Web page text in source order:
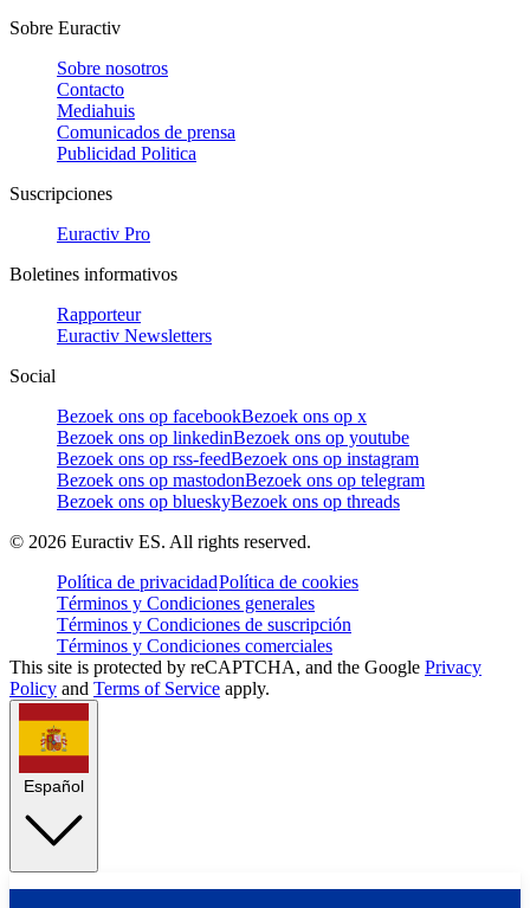
Sobre Euractiv
Sobre nosotros
Contacto
Mediahuis
Comunicados de prensa
Publicidad Politica
Suscripciones
Euractiv Pro
Boletines informativos
Rapporteur
Euractiv Newsletters
Social
Bezoek ons op facebookBezoek ons op x
Bezoek ons op linkedinBezoek ons op youtube
Bezoek ons op rss-feedBezoek ons op instagram
Bezoek ons op mastodonBezoek ons op telegram
Bezoek ons op blueskyBezoek ons op threads
© 2026 Euractiv ES. All rights reserved.
Política de privacidadPolítica de cookies
Términos y Condiciones generales
Términos y Condiciones de suscripción
Términos y Condiciones comerciales
This site is protected by reCAPTCHA, and the Google Privacy
Policy and Terms of Service apply.
Español